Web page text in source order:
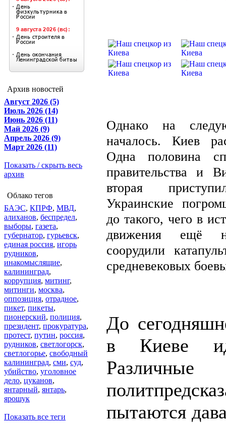
Архив новостей
Август 2026 (5)
Июль 2026 (14)
Июнь 2026 (11)
Май 2026 (9)
Апрель 2026 (9)
Март 2026 (11)
Показать / скрыть весь
архив
Облако тегов
БАЭС, КПРФ, МВД,
алиханов, беспредел,
выборы, газета,
губернатор, гурьевск,
единая россия, игорь
рудников,
инакомыслящие,
калининград,
коррупция, митинг,
митинги, москва,
оппозиция, отрадное,
пикет, пикеты,
пионерский, полиция,
президент, прокуратура,
протест, путин, россия,
рудников, светлогорск,
светлогорье, свободный
калининград, сми, суд,
убийство, уголовное
дело, цуканов,
янтарный, янтарь,
ярошук
Показать все теги
Однако на
началось. Киев
Одна половина
правительства и
вторая
Украинские
до такого, чего в
движения ещё
соорудили
средневековых
До
в Киеве
Различные
пытаются